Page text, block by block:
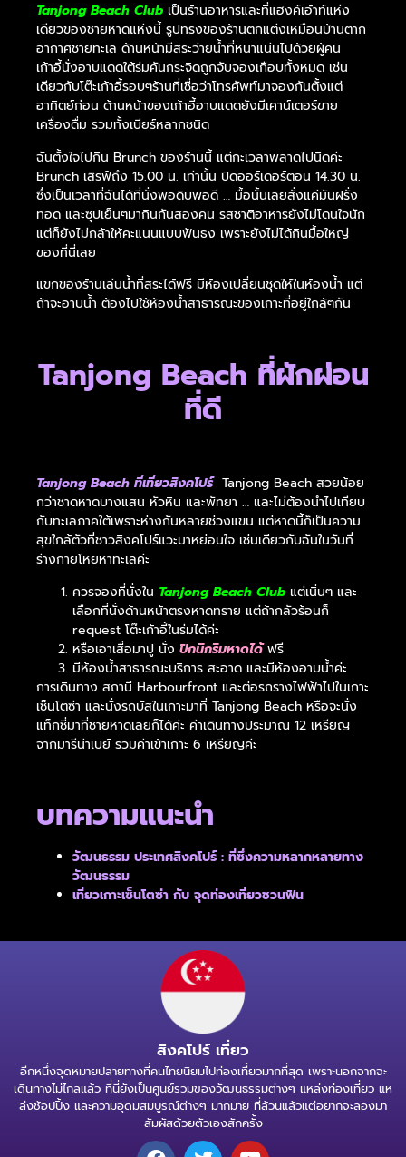
Tanjong Beach Club เป็นร้านอาหารและที่แฮงค์เอ้าท์แห่ง
เดียวของชายหาดแห่งนี้ รูปทรงของร้านตกแต่งเหมือนบ้านตาก
อากาศชายทะเล ด้านหน้ามีสระว่ายน้ำที่หนาแน่นไปด้วยผู้คน
เก้าอี้นั่งอาบแดดใต้ร่มคันกระจิดถูกจับจองเกือบทั้งหมด เช่น
เดียวกับโต๊ะเก้าอี้รอบๆร้านที่เชื่อว่าโทรศัพท์มาจองกันตั้งแต่
อาทิตย์ก่อน ด้านหน้าของเก้าอี้อาบแดดยังมีเคาน์เตอร์ขาย
เครื่องดื่ม รวมทั้งเบียร์หลากชนิด
ฉันตั้งใจไปกิน Brunch ของร้านนี้ แต่กะเวลาพลาดไปนิดค่ะ
Brunch เสิรฟ์ถึง 15.00 น. เท่านั้น ปิดออร์เดอร์ตอน 14.30 น.
ซึ่งเป็นเวลาที่ฉันได้ที่นั่งพอดิบพอดี … มื้อนั้นเลยสั่งแค่มันฝรั่ง
ทอด และซุปเย็นๆมากินกันสองคน รสชาติอาหารยังไม่โดนใจนัก
แต่ก็ยังไม่กล้าให้คะแนนแบบฟันธง เพราะยังไม่ได้กินมื้อใหญ่
ของที่นี่เลย
แขกของร้านเล่นน้ำที่สระได้ฟรี มีห้องเปลี่ยนชุดให้ในห้องน้ำ แต่
ถ้าจะอาบน้ำ ต้องไปใช้ห้องน้ำสาธารณะของเกาะที่อยู่ใกล้ๆกัน
Tanjong Beach ที่ผักผ่อน
ที่ดี
Tanjong Beach ที่เที่ยวสิงคโปร์Tanjong Beach สวยน้อย
กว่าชาดหาดบางแสน หัวหิน และพัทยา … และไม่ต้องนำไปเทียบ
กับทะเลภาคใต้เพราะห่างกันหลายช่วงแขน แต่หาดนี้ก็เป็นความ
สุขใกล้ตัวที่ชาวสิงคโปร์แวะมาหย่อนใจ เช่นเดียวกับฉันในวันที่
ร่างกายโหยหาทะเลค่ะ
ควรจองที่นั่งใน Tanjong Beach Club แต่เนิ่นๆ และ
เลือกที่นั่งด้านหน้าตรงหาดทราย แต่ถ้ากลัวร้อนก็
request โต๊ะเก้าอี้ในร่มได้ค่ะ
หรือเอาเสื่อมาปู นั่ง ปิกนิกริมหาดได้ฟรี
มีห้องน้ำสาธารณะบริการ สะอาด และมีห้องอาบน้ำค่ะ
การเดินทาง สถานี Harbourfront และต่อรถรางไฟฟ้าไปในเกาะ
เซ็นโตซ่า และนั่งรถบัสในเกาะมาที่ Tanjong Beach หรือจะนั่ง
แท็กซี่มาที่ชายหาดเลยก็ได้ค่ะ ค่าเดินทางประมาณ 12 เหรียญ
จากมารีน่าเบย์ รวมค่าเข้าเกาะ 6 เหรียญค่ะ
บทความแนะนำ
วัฒนธรรม ประเทศสิงคโปร์ : ที่ซึ่งความหลากหลายทาง
วัฒนธรรม
เที่ยวเกาะเซ็นโตซ่า กับ จุดท่องเที่ยวชวนฟิน
สิงคโปร์ เที่ยว
อีกหนึ่งจุดหมายปลายทางที่คนไทยนิยมไปท่องเที่ยวมากที่สุด เพราะนอกจากจะ
เดินทางไม่ไกลแล้ว ที่นี่ยังเป็นศูนย์รวมของวัฒนธรรมต่างๆ แหล่งท่องเที่ยว แห
ล่งช้อปปิ้ง และความอุดมสมบูรณ์ต่างๆ มากมาย ที่ล้วนแล้วแต่อยากจะลองมา
สัมผัสด้วยตัวเองสักครั้ง